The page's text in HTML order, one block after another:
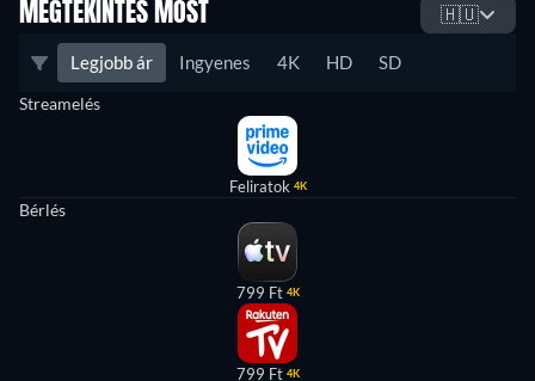
MEGTEKINTÉS MOST 🇭🇺
Legjobb ár Ingyenes 4K HD SD
Streamelés
Feliratok 4K
Bérlés
799 Ft 4K
799 Ft 4K